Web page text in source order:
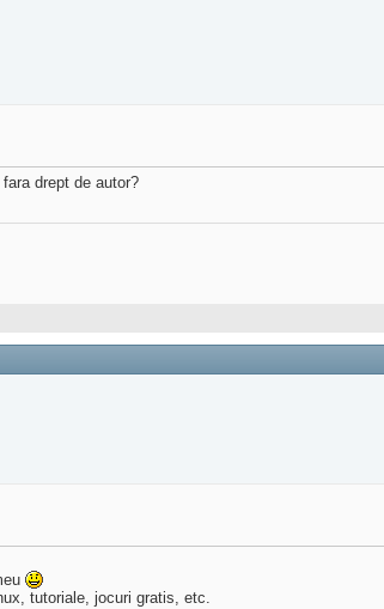
drept de autor?
tutoriale, jocuri gratis, etc.